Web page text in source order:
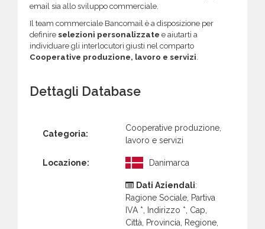
email sia allo sviluppo commerciale.
Il team commerciale Bancomail è a disposizione per
definire selezioni personalizzate e aiutarti a
individuare gli interlocutori giusti nel comparto
Cooperative produzione, lavoro e servizi.
Dettagli Database
Categoria:
Cooperative produzione,
lavoro e servizi
Locazione: Danimarca
Dati Aziendali:
Ragione Sociale, Partiva
IVA *, Indirizzo *, Cap,
Città, Provincia, Regione,